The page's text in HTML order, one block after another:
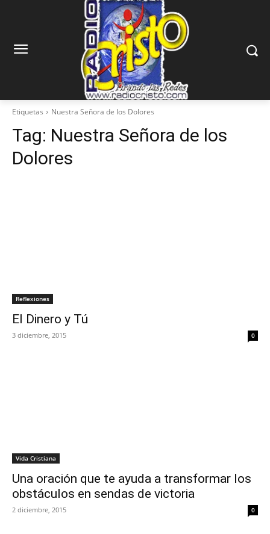
Etiquetas Nuestra Señora de los Dolores
Tag: Nuestra Señora de los
Dolores
Reflexiones
El Dinero y Tú
3 diciembre, 2015 0
Vida Cristiana
Una oración que te ayuda a transformar los
obstáculos en sendas de victoria
2 diciembre, 2015 0